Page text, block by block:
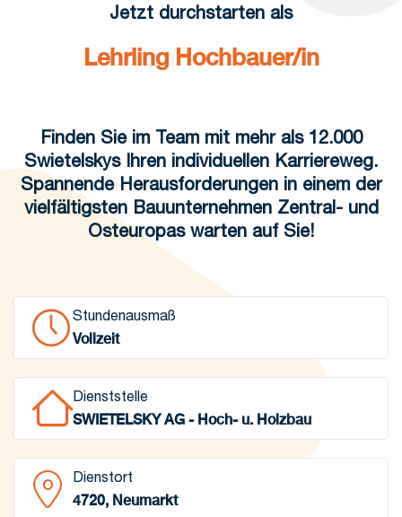
Jetzt durchstarten als
Lehrling Hochbauer/in
Finden Sie im Team mit mehr als 12.000
Swietelskys Ihren individuellen Karriereweg.
Spannende Herausforderungen in einem der
vielfältigsten Bauunternehmen Zentral- und
Osteuropas warten auf Sie!
Stundenausmaß
Vollzeit
Dienststelle
SWIETELSKY AG - Hoch- u. Holzbau
Dienstort
4720, Neumarkt